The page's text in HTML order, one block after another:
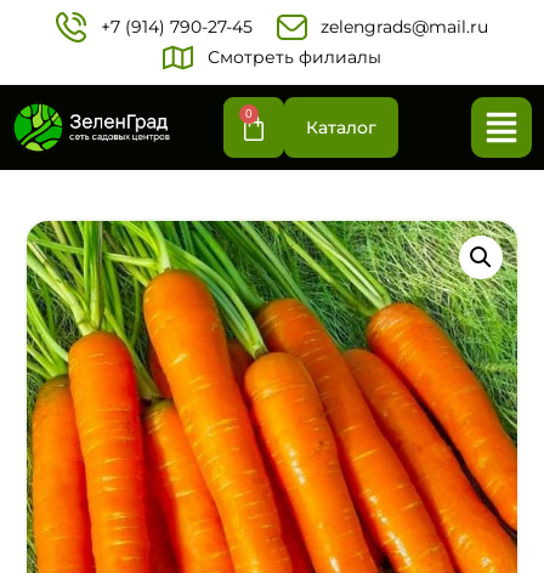
+7 (914) 790-27-45‬
zelengrads@mail.ru
Смотреть филиалы
0
Каталог